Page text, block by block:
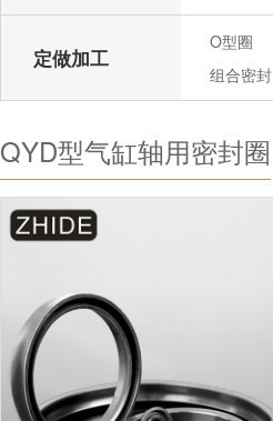
定做加工
O型圈
组合密封
QYD型气缸轴用密封圈